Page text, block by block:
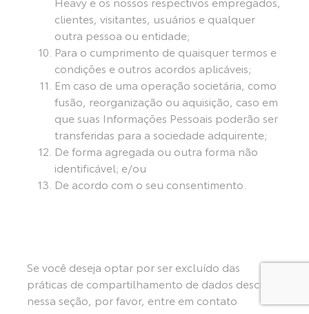
clientes, visitantes, usuários e qualquer
outra pessoa ou entidade;
Para o cumprimento de quaisquer termos e
condições e outros acordos aplicáveis;
Em caso de uma operação societária, como
fusão, reorganização ou aquisição, caso em
que suas Informações Pessoais poderão ser
transferidas para a sociedade adquirente;
De forma agregada ou outra forma não
identificável; e/ou
De acordo com o seu consentimento.
Se você deseja optar por ser excluído das
práticas de compartilhamento de dados descritas
nessa seção, por favor, entre em contato